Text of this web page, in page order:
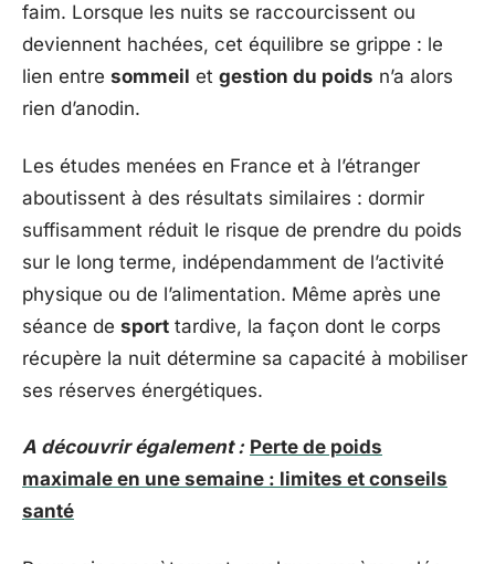
faim. Lorsque les nuits se raccourcissent ou
deviennent hachées, cet équilibre se grippe : le
lien entre sommeil et gestion du poids n’a alors
rien d’anodin.
Les études menées en France et à l’étranger
aboutissent à des résultats similaires : dormir
suffisamment réduit le risque de prendre du poids
sur le long terme, indépendamment de l’activité
physique ou de l’alimentation. Même après une
séance de sport tardive, la façon dont le corps
récupère la nuit détermine sa capacité à mobiliser
ses réserves énergétiques.
A découvrir également : Perte de poids
maximale en une semaine : limites et conseils
santé